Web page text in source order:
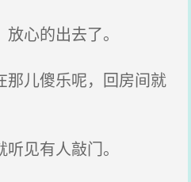
心的出去了。
儿傻乐呢，回房间就
见有人敲门。